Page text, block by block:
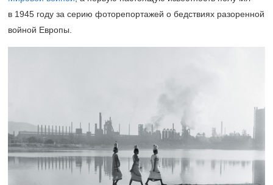
в 1945 году за серию фоторепортажей о бедствиях разоренной
войной Европы.